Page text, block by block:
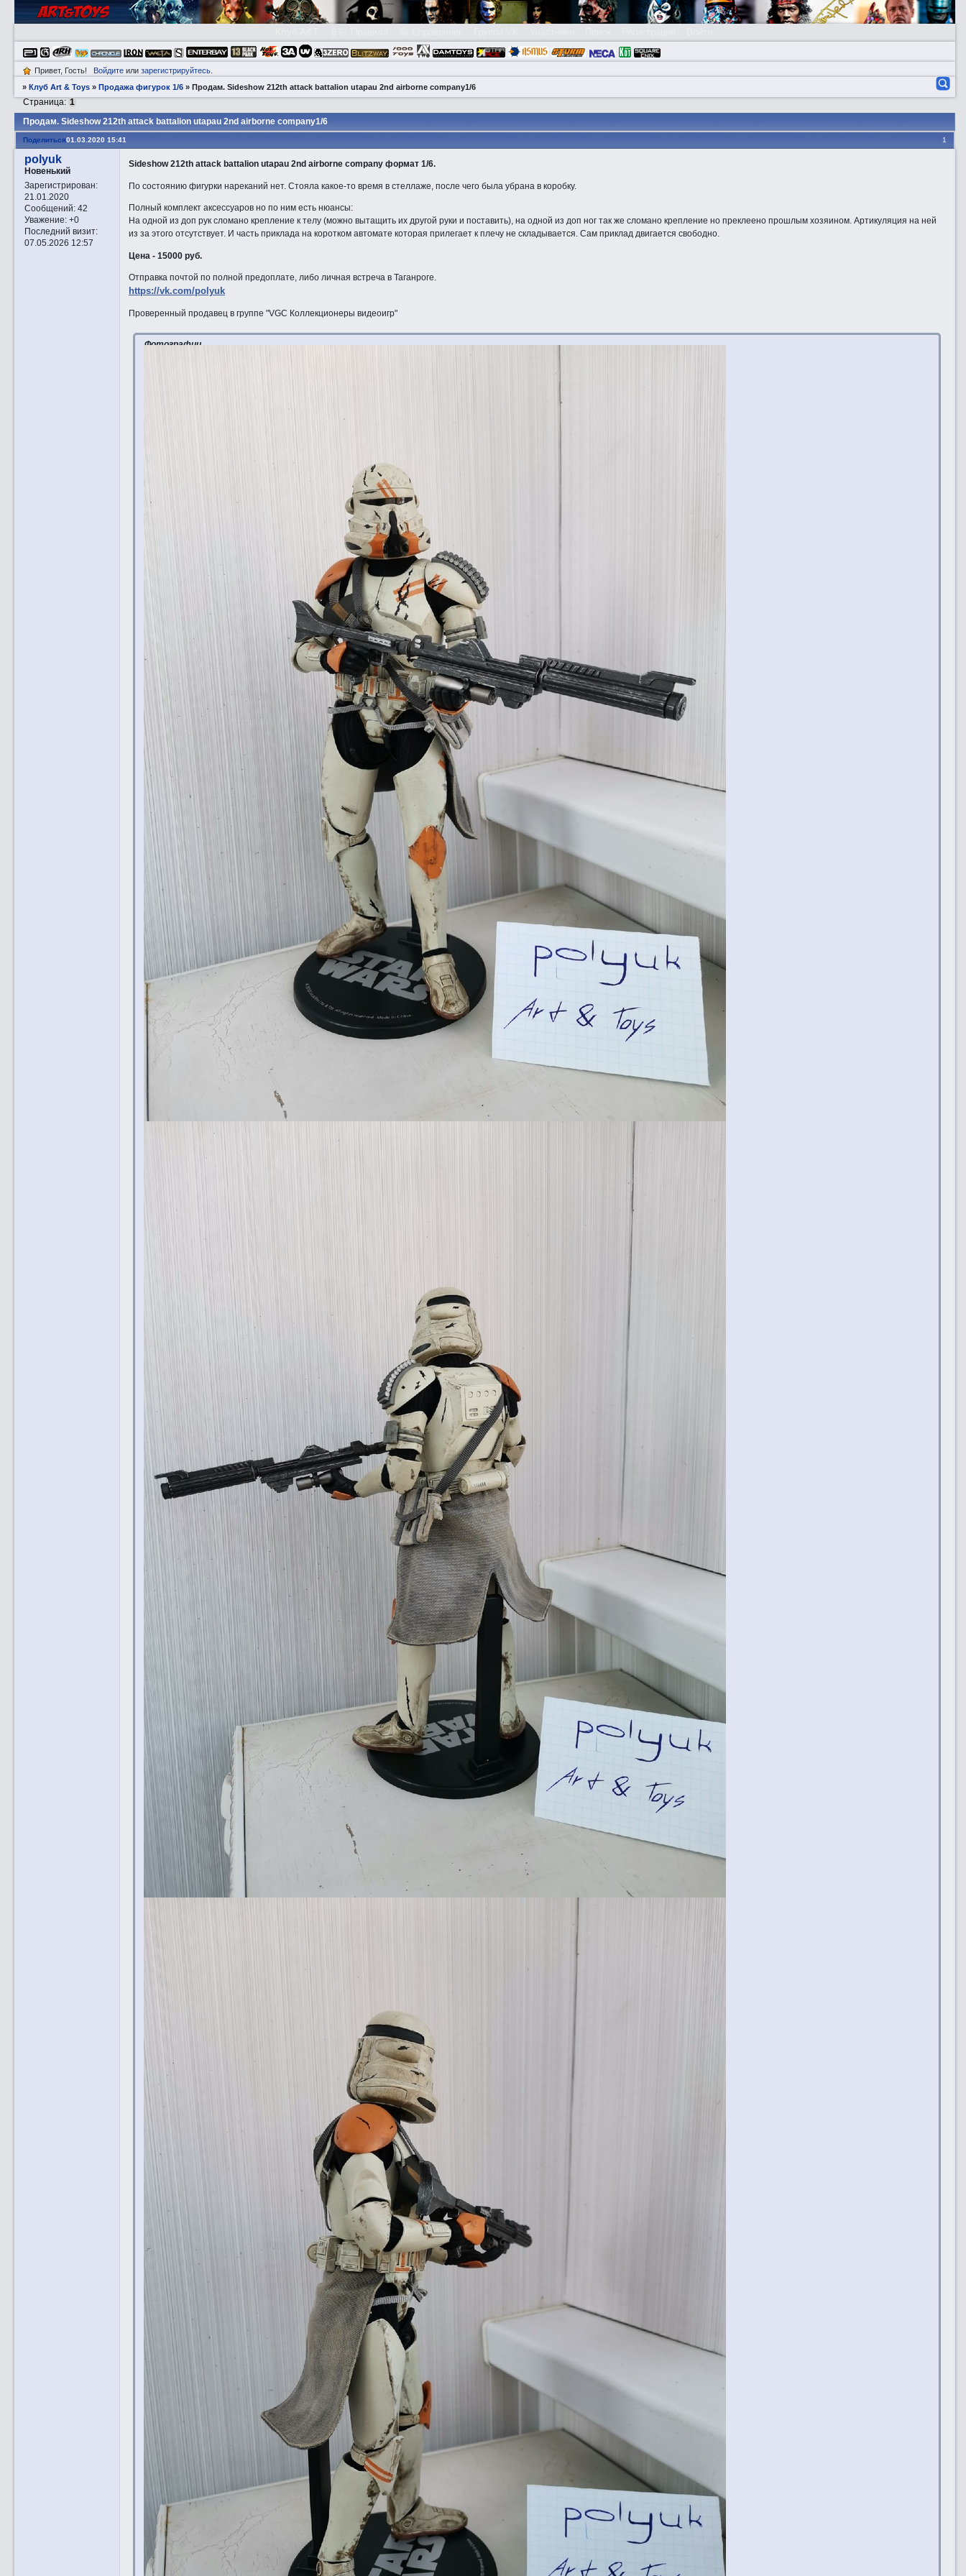
Привет, Гость! Войдитеили зарегистрируйтесь.
»Клуб Art & Toys »Продажа фигурок 1/6 »Прoдам. Sideshow 212th attack battalion utapau 2nd airborne company1/6
Прoдам. Sideshow 212th attack battalion utapau 2nd airborne company1/6
Страница: 1
Поделиться 1
01.03.2020 15:41
polyuk
Новенький
Зарегистрирован:
21.01.2020
Сообщений:42
Уважение: +0
Последний визит:
07.05.2026 12:57
Sideshow 212th attack battalion utapau 2nd airborne company формат 1/6.
По состоянию фигурки нареканий нет. Стояла какое-то время в стеллаже, после чего была убрана в коробку.
Полный комплект аксессуаров но по ним есть нюансы:
На одной из доп рук сломано крепление к телу (можно вытащить их другой руки и поставить), на одной из доп ног так же сломано крепление но преклеено прошлым хозяином. Артикуляция на ней
из за этого отсутствует. И часть приклада на коротком автомате которая прилегает к плечу не складывается. Сам приклад двигается свободно.
Цена - 15000 руб.
Отправка почтой по полной предоплате, либо личная встреча в Таганроге.
https://vk.com/polyuk
Проверенный продавец в группе "VGC Коллекционеры видеоигр"
Фотографии